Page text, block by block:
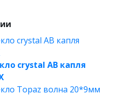
crystal AB капля